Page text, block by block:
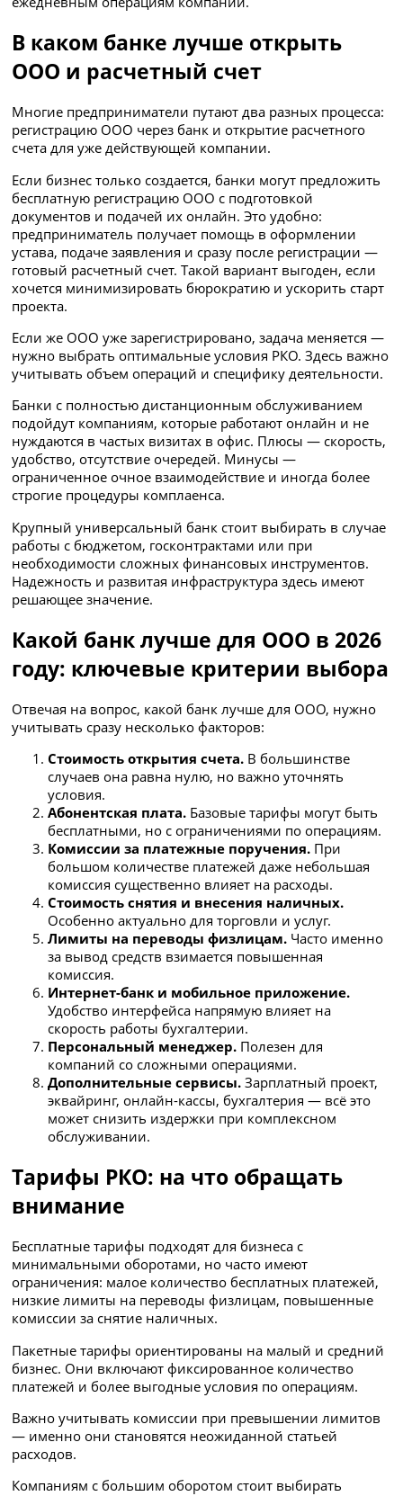
В каком банке лучше открыть
ООО и расчетный счет
Многие предприниматели путают два разных процесса:
регистрацию ООО через банк и открытие расчетного
счета для уже действующей компании.
Если бизнес только создается, банки могут предложить
бесплатную регистрацию ООО с подготовкой
документов и подачей их онлайн. Это удобно:
предприниматель получает помощь в оформлении
устава, подаче заявления и сразу после регистрации —
готовый расчетный счет. Такой вариант выгоден, если
хочется минимизировать бюрократию и ускорить старт
проекта.
Если же ООО уже зарегистрировано, задача меняется —
нужно выбрать оптимальные условия РКО. Здесь важно
учитывать объем операций и специфику деятельности.
Банки с полностью дистанционным обслуживанием
подойдут компаниям, которые работают онлайн и не
нуждаются в частых визитах в офис. Плюсы — скорость,
удобство, отсутствие очередей. Минусы —
ограниченное очное взаимодействие и иногда более
строгие процедуры комплаенса.
Крупный универсальный банк стоит выбирать в случае
работы с бюджетом, госконтрактами или при
необходимости сложных финансовых инструментов.
Надежность и развитая инфраструктура здесь имеют
решающее значение.
Какой банк лучше для ООО в 2026
году: ключевые критерии выбора
Отвечая на вопрос, какой банк лучше для ООО, нужно
учитывать сразу несколько факторов:
Стоимость открытия счета. В большинстве
случаев она равна нулю, но важно уточнять
условия.
Абонентская плата. Базовые тарифы могут быть
бесплатными, но с ограничениями по операциям.
Комиссии за платежные поручения. При
большом количестве платежей даже небольшая
комиссия существенно влияет на расходы.
Стоимость снятия и внесения наличных.
Особенно актуально для торговли и услуг.
Лимиты на переводы физлицам. Часто именно
за вывод средств взимается повышенная
комиссия.
Интернет-банк и мобильное приложение.
Удобство интерфейса напрямую влияет на
скорость работы бухгалтерии.
Персональный менеджер. Полезен для
компаний со сложными операциями.
Дополнительные сервисы. Зарплатный проект,
эквайринг, онлайн-кассы, бухгалтерия — всё это
может снизить издержки при комплексном
обслуживании.
Тарифы РКО: на что обращать
внимание
Бесплатные тарифы подходят для бизнеса с
минимальными оборотами, но часто имеют
ограничения: малое количество бесплатных платежей,
низкие лимиты на переводы физлицам, повышенные
комиссии за снятие наличных.
Пакетные тарифы ориентированы на малый и средний
бизнес. Они включают фиксированное количество
платежей и более выгодные условия по операциям.
Важно учитывать комиссии при превышении лимитов
— именно они становятся неожиданной статьей
расходов.
Компаниям с большим оборотом стоит выбирать